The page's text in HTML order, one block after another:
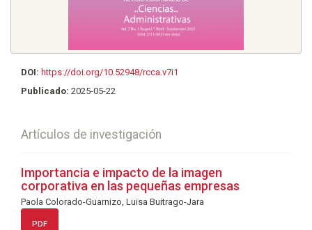
DOI: https://doi.org/10.52948/rcca.v7i1
Publicado: 2025-05-22
Artículos de investigación
Importancia e impacto de la imagen
corporativa en las pequeñas empresas
Paola Colorado-Guarnizo, Luisa Buitrago-Jara
PDF